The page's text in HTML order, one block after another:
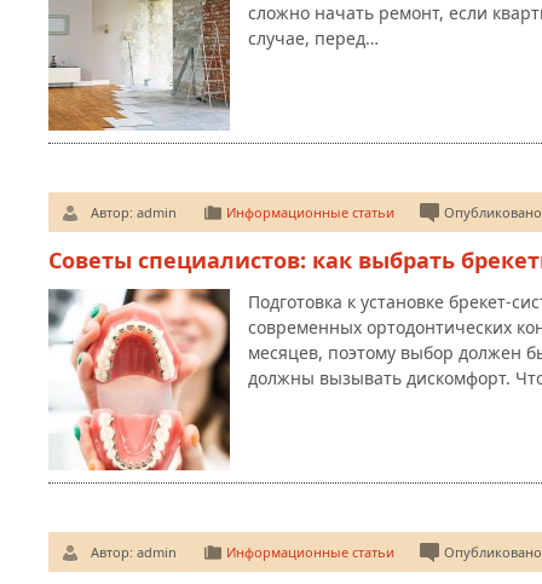
сложно начать ремонт, если
случае, перед…
Автор: admin Информационные статьи
Советы специалистов: как выбрать
Подготовка к установке брекет-
современных ортодонтических
месяцев, поэтому выбор должен
должны вызывать дискомфорт.
Автор: admin Информационные статьи